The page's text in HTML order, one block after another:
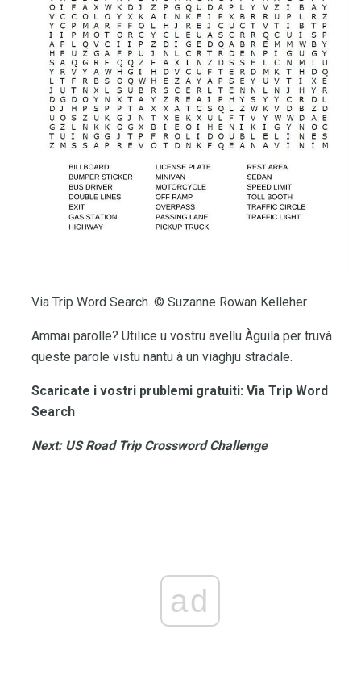
Via Trip Word Search. © Suzanne Rowan Kelleher
Ammai parolle? Utilice u vostru avellu Àguila per truvà
queste parole vistu nantu à un viaghju stradale.
Scaricate i vostri prublemi gratuiti: Via Trip Word
Search
Next: US Road Trip Crossword Challenge
ad